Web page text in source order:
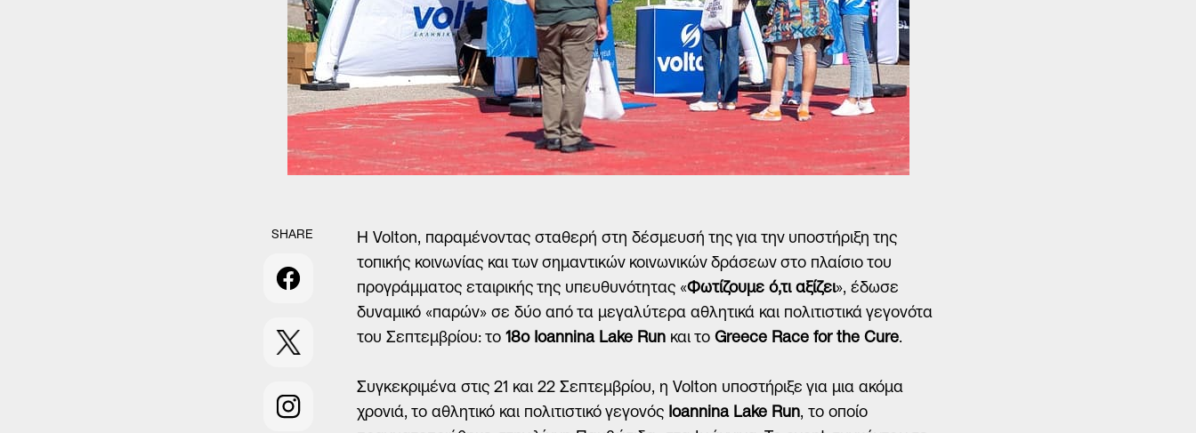
SHARE
Η Volton, παραμένοντας σταθερή στη δέσμευσή της για την υποστήριξη της
τοπικής κοινωνίας και των σημαντικών κοινωνικών δράσεων στο πλαίσιο του
προγράμματος εταιρικής της υπευθυνότητας «Φωτίζουμε ό,τι αξίζει», έδωσε
δυναμικό «παρών» σε δύο από τα μεγαλύτερα αθλητικά και πολιτιστικά γεγονότα
του Σεπτεμβρίου: το 18ο Ioannina Lake Run και το Greece Race for the Cure.
Συγκεκριμένα στις 21 και 22 Σεπτεμβρίου, η Volton υποστήριξε για μια ακόμα
χρονιά, το αθλητικό και πολιτιστικό γεγονός Ioannina Lake Run, το οποίο
Αποστολή